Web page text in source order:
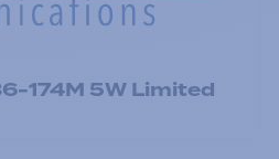
174M 5W Limited